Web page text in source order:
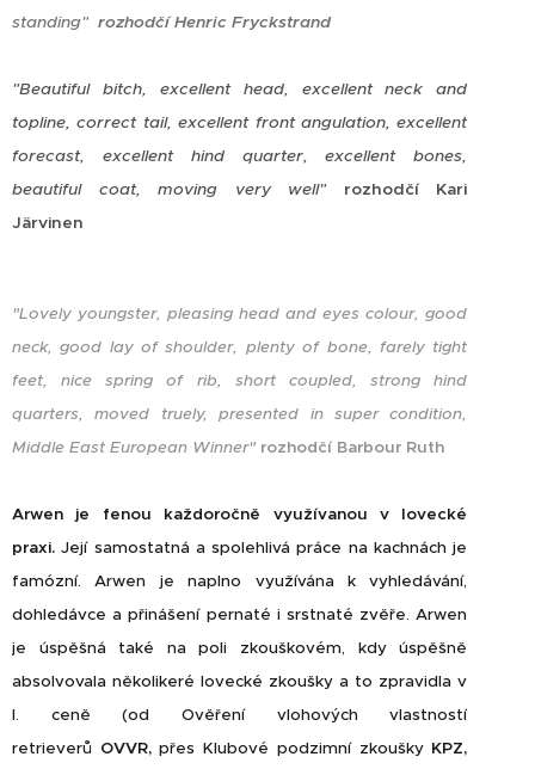
standing" rozhodčí Henric Fryckstrand
"Beautiful bitch, excellent head, excellent neck and
topline, correct tail, excellent front angulation, excellent
forecast, excellent hind quarter, excellent bones,
beautiful coat, moving very well" rozhodčí Kari
Järvinen
"Lovely youngster, pleasing head and eyes colour, good
neck, good lay of shoulder, plenty of bone, farely tight
feet, nice spring of rib, short coupled, strong hind
quarters, moved truely, presented in super condition,
Middle East European Winner" rozhodčí Barbour Ruth
Arwen je fenou každoročně využívanou v lovecké
praxi. Její samostatná a spolehlivá práce na kachnách je
famózní. Arwen je naplno využívána k vyhledávání,
dohledávce a přinášení pernaté i srstnaté zvěře. Arwen
je úspěšná také na poli zkouškovém, kdy úspěšně
absolvovala několikeré lovecké zkoušky a to zpravidla v
I. ceně (od Ověření vlohových vlastností
retrieverů OVVR,přes Klubové podzimní zkouškyKPZ,